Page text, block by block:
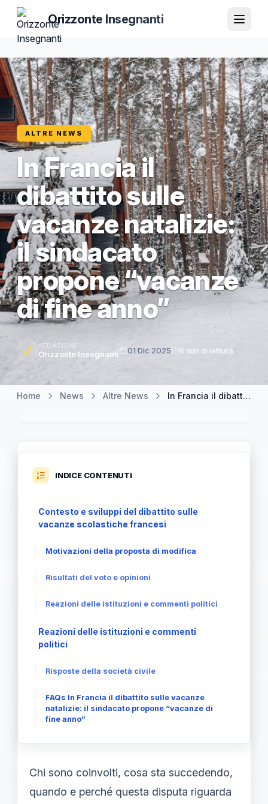
Orizzonte Insegnanti
ALTRE NEWS
In Francia il
dibattito sulle
vacanze natalizie:
il sindacato
propone “vacanze
di fine anno”
REDAZIONE
Orizzonte Insegnanti 01 Dic 2025 6 min di lettura
Home News Altre News In Francia il dibattito sulle vacanze natalizie: il sindacato propone “vacanze di fine anno”
INDICE CONTENUTI
Contesto e sviluppi del dibattito sulle
vacanze scolastiche francesi
Motivazioni della proposta di modifica
Risultati del voto e opinioni
Reazioni delle istituzioni e commenti politici
Reazioni delle istituzioni e commenti
politici
Risposte della società civile
FAQs In Francia il dibattito sulle vacanze
natalizie: il sindacato propone “vacanze di
fine anno”
Chi sono coinvolti, cosa sta succedendo,
quando e perché questa disputa riguarda